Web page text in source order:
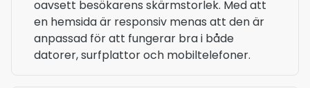
oavsett besökarens skärmstorlek. Med att
en hemsida är responsiv menas att den är
anpassad för att fungerar bra i både
datorer, surfplattor och mobiltelefoner.